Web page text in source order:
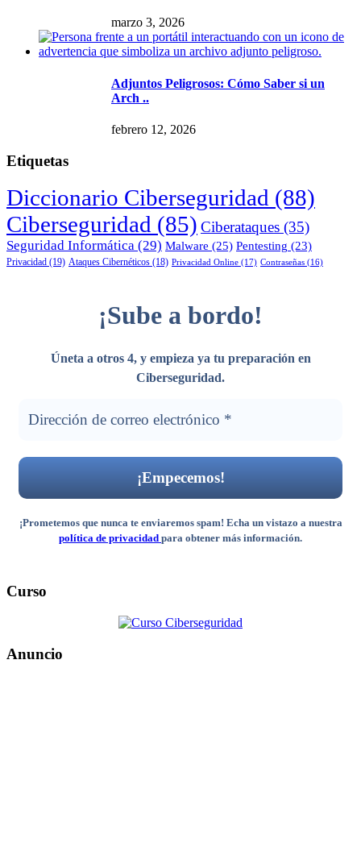
marzo 3, 2026
Adjuntos Peligrosos: Cómo Saber si un
Arch ..
febrero 12, 2026
Etiquetas
Diccionario Ciberseguridad (88)
Ciberseguridad (85) Ciberataques (35)
Seguridad Informática (29) Malware (25) Pentesting (23)
Privacidad (19) Ataques Cibernéticos (18) Privacidad Online (17) Contraseñas (16)
¡Sube a bordo!
Úneta a otros 4, y empieza ya tu preparación en
Ciberseguridad.
¡Prometemos que nunca te enviaremos spam! Echa un vistazo a nuestra
política de privacidad para obtener más información.
Curso
Anuncio